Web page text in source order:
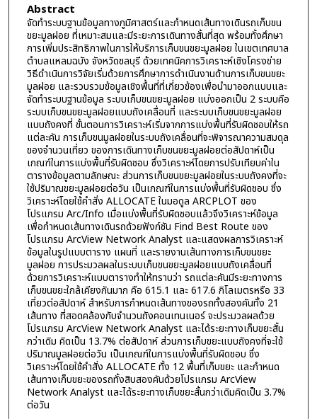
Abstract
จัดทำระบบฐานข้อมูลทางภูมิศาสตร์และกำหนดเส้นทางเดินรถเก็บขน
ขยะมูลฝอย ที่เหมาะสมและมีระยะการเดินทางสั้นที่สุด พร้อมทั้งศึกษา
การเพิ่มประสิทธิภาพในการให้บริการเก็บขนขยะมูลฝอย ในเขตเทศบาล
ตำบลแหลมฉบัง จังหวัดชลบุรี ด้วยเทคนิคการวิเคราะห์เชิงโครงข่าย
วิธีดำเนินการวิจัยเริ่มด้วยการศึกษาการดำเนินงานด้านการเก็บขนขยะ
มูลฝอย และรวบรวมข้อมูลเชิงพื้นที่ที่เกี่ยวข้องเพื่อนำมาออกแบบและ
จัดทำระบบฐานข้อมูล ระบบเก็บขนขยะมูลฝอย แบ่งออกเป็น 2 ระบบคือ
ระบบเก็บขนขยะมูลฝอยแบบถังเคลื่อนที่ และระบบเก็บขนขยะมูลฝอย
แบบถังคงที่ ขั้นตอนการวิเคราะห์เริ่มจากการแบ่งพื้นที่รับผิดชอบให้รถ
แต่ละคัน การเก็บขนมูลฝอยในระบบถังเคลื่อนที่จะพิจารณาความสมดุล
ของจำนวนเที่ยว ของการเดินทางเก็บขนขยะมูลฝอยต่อสัปดาห์เป็น
เกณฑ์ในการแบ่งพื้นที่รับผิดชอบ ซึ่งวิเคราะห์โดยการปรับเทียบค่าใน
ตารางข้อมูลตามลักษณะ ส่วนการเก็บขนขยะมูลฝอยในระบบถังคงที่จะ
ใช้ปริมาณขยะมูลฝอยต่อวัน เป็นเกณฑ์ในการแบ่งพื้นที่รับผิดชอบ ซึ่ง
วิเคราะห์โดยใช้คำสั่ง ALLOCATE ในมอดูล ARCPLOT ของ
โปรแกรม Arc/Info เมื่อแบ่งพื้นที่รับผิดชอบแล้วจึงวิเคราะห์ข้อมูล
เพื่อกำหนดเส้นทางเดินรถด้วยฟังก์ชัน Find Best Route ของ
โปรแกรม ArcView Network Analyst และแสดงผลการวิเคราะห์
ข้อมูลในรูปแบบตาราง แผนที่ และรายงานเส้นทางการเก็บขนขยะ
มูลฝอย การประมวลผลในระบบเก็บขนขยะมูลฝอยแบบถังเคลื่อนที่
ด้วยการวิเคราะห์แบบตารางทำให้ทราบว่า รถแต่ละคันมีระยะทางการ
เก็บขนขยะใกล้เคียงกันมาก คือ 615.1 และ 617.6 กิโลเมตรหรือ 33
เที่ยวต่อสัปดาห์ สำหรับการกำหนดเส้นทางของรถทั้งสองคันทั้ง 21
เส้นทาง ที่สอดคล้องกับจำนวนถังคอนเทนเนอร์ จะประมวลผลด้วย
โปรแกรม ArcView Network Analyst และได้ระยะทางเก็บขยะสั้น
กว่าเดิม คิดเป็น 13.7% ต่อสัปดาห์ ส่วนการเก็บขยะแบบถังคงที่จะใช้
ปริมาณมูลฝอยต่อวัน เป็นเกณฑ์ในการแบ่งพื้นที่รับผิดชอบ ซึ่ง
วิเคราะห์โดยใช้คำสั่ง ALLOCATE ทั้ง 12 พื้นที่เก็บขยะ และกำหนด
เส้นทางเก็บขยะของรถทั้งสิบสองคันด้วยโปรแกรม ArcView
Network Analyst และได้ระยะทางเก็บขยะสั้นกว่าเดิมคิดเป็น 3.7%
ต่อวัน